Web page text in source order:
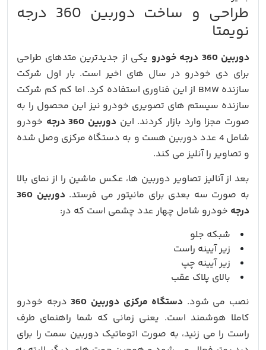
طراحی و ساخت دوربین 360 درجه
نویمتا
دوربین 360 درجه خودرو
یکی از جدیدترین متدهای طراحی
برای دی خودرو در سال های اخیر است. بار اول شرکت
سازنده BMW از این فناوری استفاده کرد. اما کم کم شرکت
سازنده سیستم های تصویری خودرو نیز این محصول را به
صورت مجزا وارد بازار کردند. این دوربین 360 درجه
خودرو
شامل 4 عدد دوربین هست و به دستگاه مرکزی وصل شده
و تصاویر را آنلیز می کند.
بعد از آنالیز تصاویر دوربین ها، عکس ماشین را از نمای بالا
به صورت سه بعدی برای مانیتور می فرستد.
دوربین 360
درجه خودرو شامل چهار عدد چشمی است که در:
شبکه جلو
زیر آیینه راست
زیر آیینه چپ
بالای پلاک عقب
نصب می شود. دستگاه مرکزی دوربین 360
درجه خودرو
کاملا هوشمند است. یعنی زمانی که شما راهنمای طرف
راست را می زنید، به صورت اتوماتیک دوربین سمت را برای